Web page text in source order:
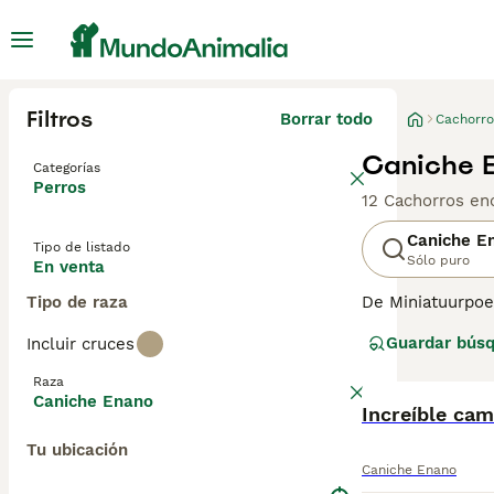
Filtros Borrar todo
Categorías
Perros
Tipo de listado
En venta
Tipo de raza
Incluir cruces
Raza
Caniche Enano
Tu ubicación
Caniche
12 Cachorros
Caniche
Sólo puro
De
ze uitstekende
maakt voor
hierop geen
temperament
Guardar
Increíble
Caniche Enano